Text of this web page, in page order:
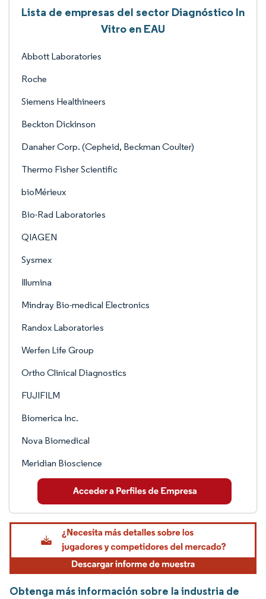
Lista de empresas del sector Diagnóstico In
Vitro en EAU
Abbott Laboratories
Roche
Siemens Healthineers
Beckton Dickinson
Danaher Corp. (Cepheid, Beckman Coulter)
Thermo Fisher Scientific
bioMérieux
Bio-Rad Laboratories
QIAGEN
Sysmex
Illumina
Mindray Bio-medical Electronics
Randox Laboratories
Werfen Life Group
Ortho Clinical Diagnostics
FUJIFILM
Biomerica Inc.
Nova Biomedical
Meridian Bioscience
Obtenga más información sobre la industria de